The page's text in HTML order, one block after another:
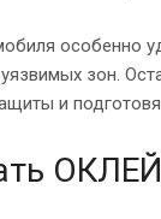
особенно
зон.
и